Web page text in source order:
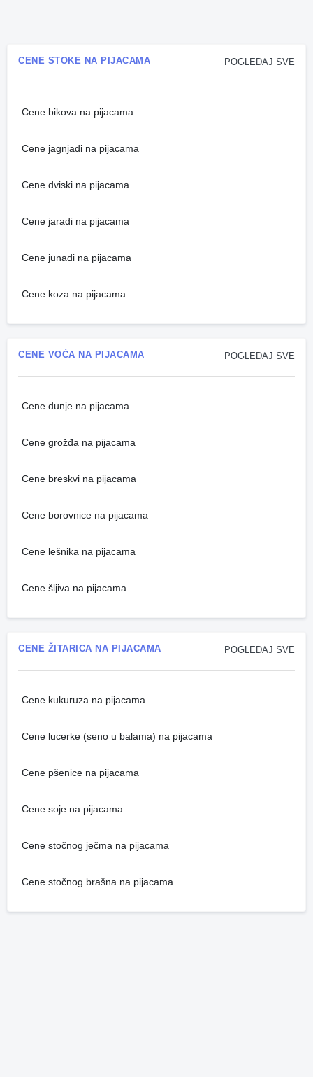
POGLEDAJ SVE
CENE STOKE NA PIJACAMA
Cene bikova na pijacama
Cene jagnjadi na pijacama
Cene dviski na pijacama
Cene jaradi na pijacama
Cene junadi na pijacama
Cene koza na pijacama
POGLEDAJ SVE
CENE VOĆA NA PIJACAMA
Cene dunje na pijacama
Cene grožđa na pijacama
Cene breskvi na pijacama
Cene borovnice na pijacama
Cene lešnika na pijacama
Cene šljiva na pijacama
POGLEDAJ SVE
CENE ŽITARICA NA PIJACAMA
Cene kukuruza na pijacama
Cene lucerke (seno u balama) na pijacama
Cene pšenice na pijacama
Cene soje na pijacama
Cene stočnog ječma na pijacama
Cene stočnog brašna na pijacama